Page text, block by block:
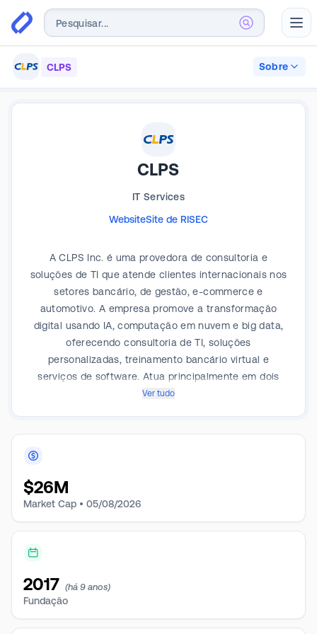
CLPS Sobre
CLPS
IT Services
WebsiteSite de RISEC
A CLPS Inc. é uma provedora de consultoria e
soluções de TI que atende clientes internacionais nos
setores bancário, de gestão, e-commerce e
automotivo. A empresa promove a transformação
digital usando IA, computação em nuvem e big data,
oferecendo consultoria de TI, soluções
personalizadas, treinamento bancário virtual e
serviços de software. Atua principalmente em dois
segmentos: serviços de TI, que geram a maior parte
Ver tudo
$26M
Market Cap • 05/08/2026
2017 (há 9 anos)
Fundação